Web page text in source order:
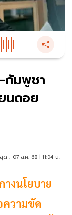
กัมพูชา
นถอย
ด : 07 ส.ค. 68 | 11:04 น.
งนโยบาย
วามขัด